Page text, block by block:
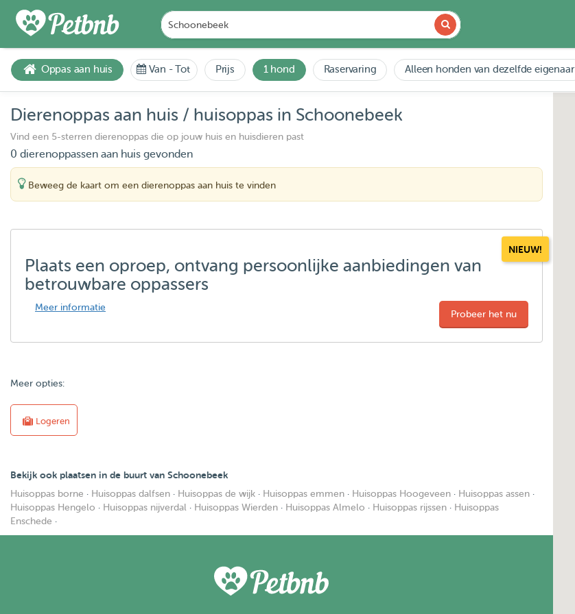
Oppas aan huis Van -Tot Prijs 1 hond Raservaring Alleen honden van dezelfde eigenaar
Dierenoppas aan huis / huisoppas in Schoonebeek
Vind een 5-sterren dierenoppas die op jouw huis en huisdieren past
0 dierenoppassen aan huis gevonden
Beweeg de kaart om een dierenoppas aan huis te vinden
NIEUW!
Plaats een oproep, ontvang persoonlijke aanbiedingen van
betrouwbare oppassers
Meer informatie
Probeer het nu
Meer opties:
Logeren
Bekijk ook plaatsen in de buurt van Schoonebeek
Huisoppas borne · Huisoppas dalfsen · Huisoppas de wijk · Huisoppas emmen · Huisoppas Hoogeveen · Huisoppas assen ·
Huisoppas Hengelo · Huisoppas nijverdal · Huisoppas Wierden · Huisoppas Almelo · Huisoppas rijssen · Huisoppas
Enschede ·